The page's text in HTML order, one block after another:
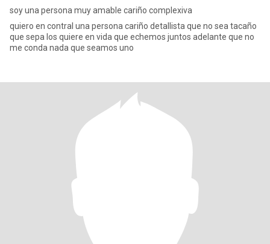
soy una persona muy amable cariño complexiva
quiero en contral una persona cariño detallista que no sea tacaño
que sepa los quiere en vida que echemos juntos adelante que no
me conda nada que seamos uno